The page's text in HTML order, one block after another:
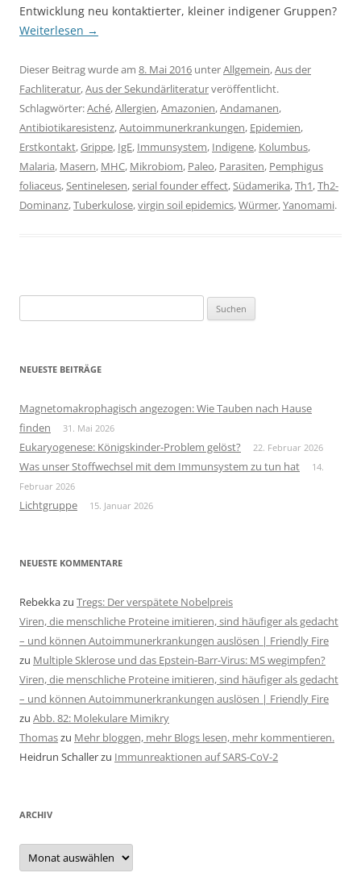
Entwicklung neu kontaktierter, kleiner indigener Gruppen?
Weiterlesen →
Dieser Beitrag wurde am 8. Mai 2016 unterAllgemein,Aus der
Fachliteratur,Aus der Sekundärliteraturveröffentlicht.
Schlagwörter:Aché,Allergien,Amazonien,Andamanen,
Antibiotikaresistenz,Autoimmunerkrankungen, Epidemien,
Erstkontakt,Grippe, IgE, Immunsystem, Indigene, Kolumbus,
Malaria, Masern, MHC, Mikrobiom, Paleo, Parasiten, Pemphigus
foliaceus,Sentinelesen,serial founder effect,Südamerika,Th1,Th2-
Dominanz,Tuberkulose,virgin soil epidemics,Würmer,Yanomami.
nach:
NEUESTE BEITRÄGE
Magnetomakrophagisch angezogen: Wie Tauben nach Hause
finden
31. Mai 2026
Eukaryogenese: Königskinder-Problem gelöst? 22. Februar 2026
Was unser Stoffwechsel mit dem Immunsystem zu tun hat
14.
Februar 2026
Lichtgruppe 15. Januar 2026
NEUESTE KOMMENTARE
Rebekkazu Tregs: Der verspätete Nobelpreis
Viren, die menschliche Proteine imitieren, sind häufiger als gedacht
– und können Autoimmunerkrankungen auslösen | Friendly Fire
zu Multiple Sklerose und das Epstein-Barr-Virus: MS wegimpfen?
Viren, die menschliche Proteine imitieren, sind häufiger als gedacht
– und können Autoimmunerkrankungen auslösen | Friendly Fire
zu Abb. 82: Molekulare Mimikry
Thomaszu Mehr bloggen, mehr Blogs lesen, mehr kommentieren.
Heidrun Schallerzu Immunreaktionen auf SARS-CoV-2
ARCHIV
Archiv